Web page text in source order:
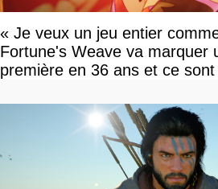
« Je veux un jeu entier
Fortune's Weave va marquer
première en 36 ans et ce